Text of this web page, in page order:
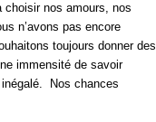
choisir nos amours, nos
n’avons pas encore
toujours donner des
immensité de savoir
Nos chances